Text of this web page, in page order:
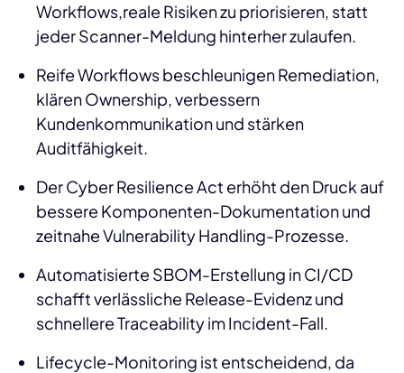
Workflows,reale Risiken zu priorisieren, statt
jeder Scanner-Meldung hinterher zulaufen.
Reife Workflows beschleunigen Remediation,
klären Ownership, verbessern
Kundenkommunikation und stärken
Auditfähigkeit.
Der Cyber Resilience Act erhöht den Druck auf
bessere Komponenten-Dokumentation und
zeitnahe Vulnerability Handling-Prozesse.
Automatisierte SBOM-Erstellung in CI/CD
schafft verlässliche Release-Evidenz und
schnellere Traceability im Incident-Fall.
Lifecycle-Monitoring ist entscheidend, da